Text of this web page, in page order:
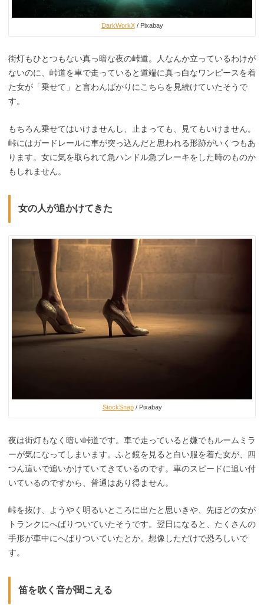
DarkWorkX/ Pixabay
街灯もひとつもない真っ暗な夜の峠道。人なんか立っているわけが
ないのに、峠道を車で走っていると道端に真っ白なワンピースを着
た女が「乗せて」と言わんばかりにこちらを見続けていたそうで
す。
もちろん乗せてはいけませんし、止まっても、見てもいけません。
峠にはガードレールに車が突っ込んだと思われる形跡がいくつもあ
ります。女に気を取られて急ハンドル急ブレーキをした時のものか
もしれません。
女の人が追かけてきた
StockSnap/ Pixabay
夜は街灯もなく暗い峠道です。車で走っていると嫌でもルームミラ
ーが気になってしまいます。ふと鏡を見ると白い服を着た女が、四
つん這いで追いかけていてきているのです。車のスピードに追い付
いているのですから、普通はあり得ません。
峠を抜け、ようやく明るいところに出たと思いきや、先ほどの女が
トランクにへばりついていたそうです。翌日になると、たくさんの
手形が車中にへばりついていたとか。想像しただけで恐ろしいで
す。
笛を吹く音が聞こえる